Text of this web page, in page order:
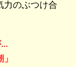
力のぶつけ合
…